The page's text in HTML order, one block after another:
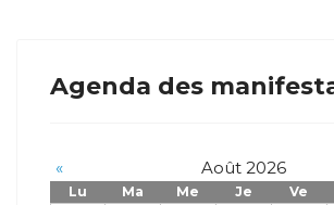
Agenda des
« Août 2026
Lu Ma Me Je Ve